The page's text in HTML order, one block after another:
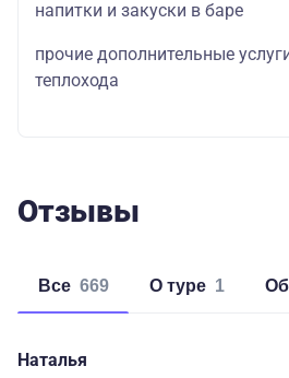
напитки и закуски в баре
прочие дополнительные
теплохода
Отзывы
Все 669 о туре 1
Наталья